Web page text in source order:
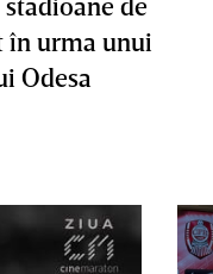
în urma unui
Odesa